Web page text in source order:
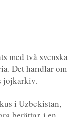
med två svenska
Det handlar om
jojkarkiv.
i Uzbekistan,